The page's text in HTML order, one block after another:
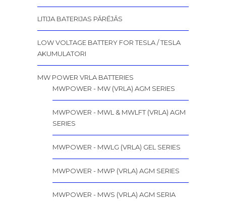
LITIJA BATERIJAS PĀRĒJĀS
LOW VOLTAGE BATTERY FOR TESLA / TESLA
AKUMULATORI
MW POWER VRLA BATTERIES
MWPOWER - MW (VRLA) AGM SERIES
MWPOWER - MWL & MWLFT (VRLA) AGM
SERIES
MWPOWER - MWLG (VRLA) GEL SERIES
MWPOWER - MWP (VRLA) AGM SERIES
MWPOWER - MWS (VRLA) AGM SERIA